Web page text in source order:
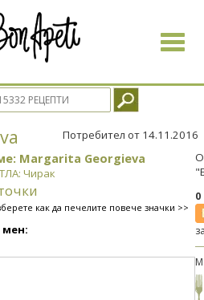
Toggle
Потребител от 14.11.2016
Margarita Georgieva
Чирак
как да печелите повече значки >>
мен: